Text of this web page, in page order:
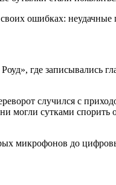
ошибках:
где записывались
случился с
могли сутками
микрофонов до